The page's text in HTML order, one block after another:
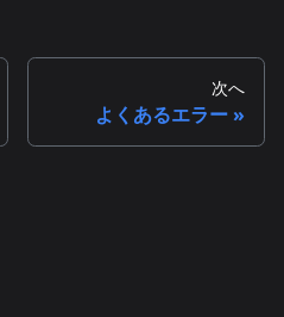
次へ
よくあるエラー